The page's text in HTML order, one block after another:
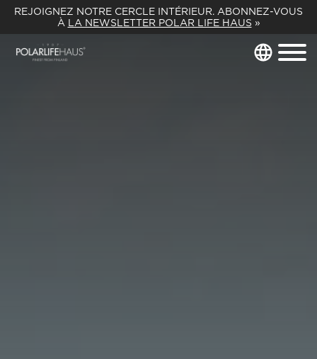
REJOIGNEZ NOTRE CERCLE INTÉRIEUR. ABONNEZ-VOUS
À LA NEWSLETTER POLAR LIFE HAUS »